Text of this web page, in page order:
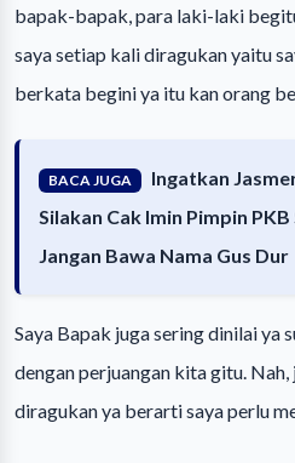
bapak-bapak, para laki-laki
saya setiap kali diragukan yaitu
berkata begini ya itu kan orang
BACA JUGA
Ingatkan
Silakan Cak Imin Pimpin
Jangan Bawa Nama Gus Dur
Saya Bapak juga sering dinilai ya
dengan perjuangan kita gitu.
diragukan ya berarti saya perlu